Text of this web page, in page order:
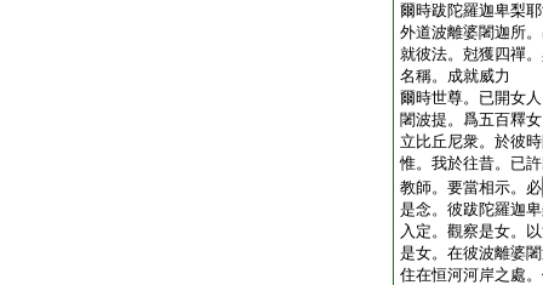
爾時跋陀羅迦卑梨
外道波離婆闍迦所
就彼法。尅獲四禪
名稱。成就威力
爾時世尊。已開女
闍波提。爲五百釋
立比丘尼衆。於彼
惟。我於往昔。已
教師。要當相示。必
是念。彼跋陀羅迦
入定。觀察是女。
是女。在彼波離婆
住在恒河河岸之處